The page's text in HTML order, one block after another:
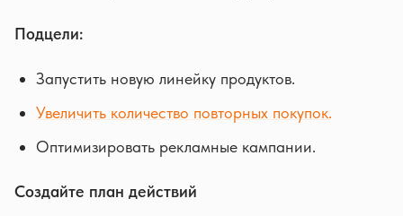
Подцели:
Запустить новую линейку продуктов.
Увеличить количество повторных покупок.
Оптимизировать рекламные кампании.
Создайте план действий